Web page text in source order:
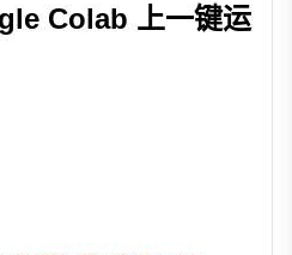
Colab 上一键运